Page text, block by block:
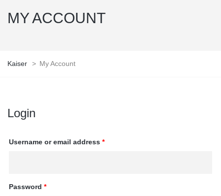
MY ACCOUNT
Kaiser > My Account
Login
Username or email address *
Password *